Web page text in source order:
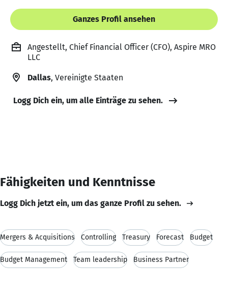
Ganzes Profil ansehen
Angestellt, Chief Financial Officer (CFO), Aspire MRO
LLC
Dallas, Vereinigte Staaten
Logg Dich ein, um alle Einträge zu sehen.
Fähigkeiten und Kenntnisse
Logg Dich jetzt ein, um das ganze Profil zu sehen.
Mergers & Acquisitions Controlling Treasury Forecast Budget
Budget Management Team leadership Business Partner